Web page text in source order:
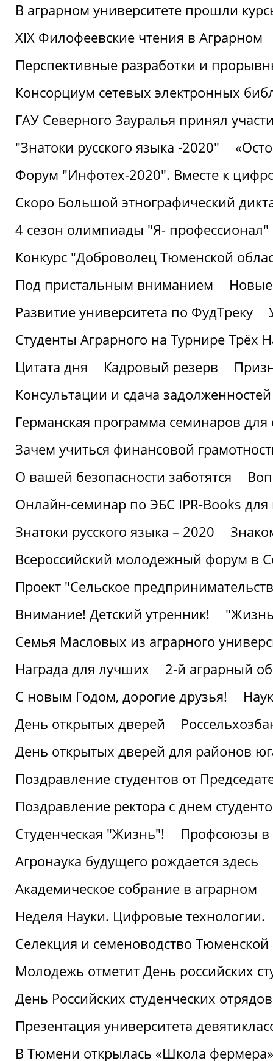
В аграрном университете прошли
XIX Филофеевские чтения в Аграрном
Перспективные разработки и
Консорциум сетевых электронных
ГАУ Северного Зауралья принял
"Знатоки русского языка -2020"
Форум "Инфотех-2020". Вместе к
Скоро Большой этнографический
4 сезон олимпиады "Я- профессионал"
Конкурс "Доброволец Тюменской
Под пристальным вниманием
Развитие университета по ФудТреку
Студенты Аграрного на Турнире Трёх
Цитата дня
Кадровый резерв
Консультации и сдача
Германская программа семинаров для
Зачем учиться финансовой
О вашей безопасности заботятся
Онлайн-семинар по ЭБС IPR-Books для
Знатоки русского языка – 2020
Всероссийский молодежный форум в
Проект "Сельское
Внимание! Детский утренник!
Семья Масловых из аграрного
Награда для лучших
2-й аграрный
С новым Годом, дорогие друзья!
День открытых дверей
День открытых дверей для районов
Поздравление студентов от
Поздравление ректора с днем
Студенческая "Жизнь"!
Профсоюзы в
Агронаука будущего рождается здесь
Академическое собрание в аграрном
Неделя Науки. Цифровые технологии.
Селекция и семеноводство Тюменской
Молодежь отметит День российских
День Российских студенческих
Презентация университета
В Тюмени открылась «Школа фермера»